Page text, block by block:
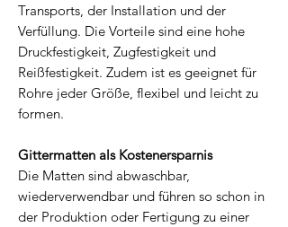
Transports, der Installation und der
Verfüllung. Die Vorteile sind eine hohe
Druckfestigkeit, Zugfestigkeit und
Reißfestigkeit. Zudem ist es geeignet für
Rohre jeder Größe, flexibel und leicht zu
formen.
Gittermatten als Kostenersparnis
Die Matten sind abwaschbar,
wiederverwendbar und führen so schon in
der Produktion oder Fertigung zu einer